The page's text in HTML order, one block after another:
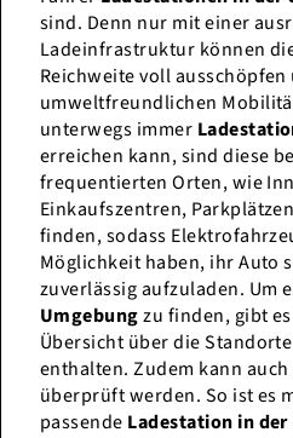
sind. Denn nur mit einer
Ladeinfrastruktur können
Reichweite voll
umweltfreundlichen
unterwegs immer
erreichen kann, sind diese
frequentierten Orten, wie
Einkaufszentren,
finden, sodass
Möglichkeit haben, ihr Auto
zuverlässig aufzuladen. Um
Umgebungzu finden, gibt
Übersicht über die
enthalten. Zudem kann
überprüft werden. So ist es
passende Ladestation in